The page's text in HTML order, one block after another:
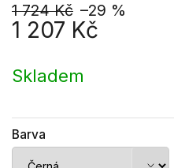
1 724 Kč –29 %
1 207 Kč
cena:
Skladem
Barva